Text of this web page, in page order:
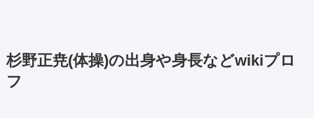
杉野正尭(体操)の出身や身長などwikiプロ
フ